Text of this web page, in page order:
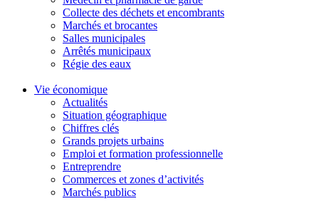
Collecte des déchets et encombrants
Marchés et brocantes
Salles municipales
Arrêtés municipaux
Régie des eaux
Vie économique
Actualités
Situation géographique
Chiffres clés
Grands projets urbains
Emploi et formation professionnelle
Entreprendre
Commerces et zones d’activités
Marchés publics